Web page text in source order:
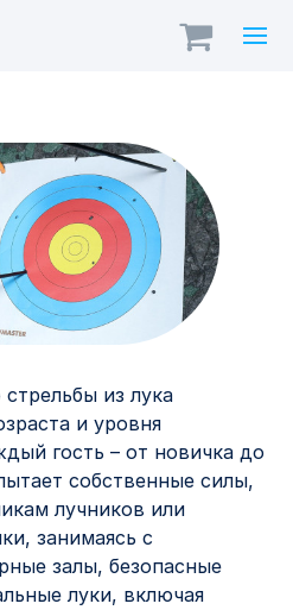
из лука
и уровня
гость – от новичка до
собственные силы,
лучников или
занимаясь с
залы, безопасные
луки, включая